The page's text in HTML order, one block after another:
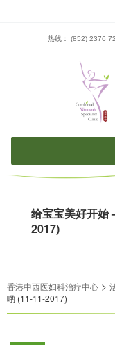
热线： (852) 2376
给宝宝美好开始
2017)
香港中西医妇科治疗中心 >
啲 (11-11-2017)